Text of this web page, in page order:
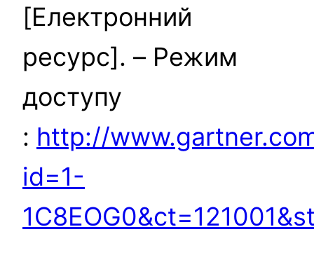
[Електронний
ресурс]. – Режим
доступу
: http://
id=1-